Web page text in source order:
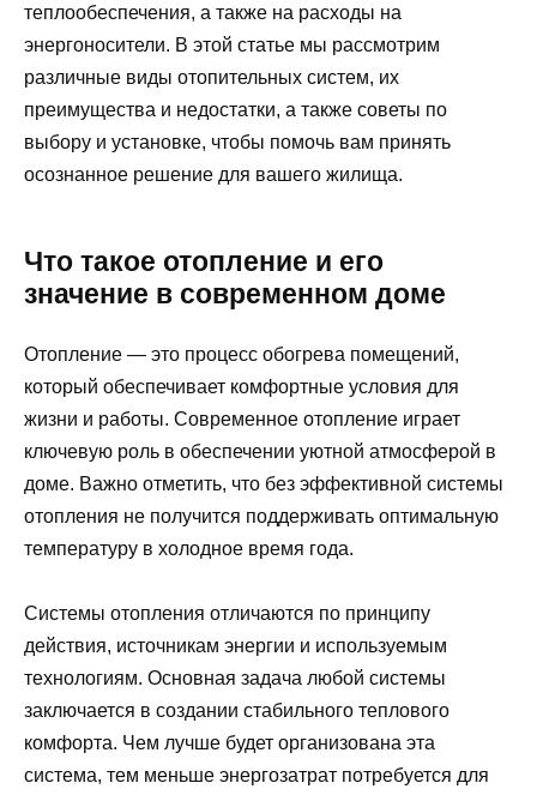
теплообеспечения, а также на расходы на
энергоносители. В этой статье мы рассмотрим
различные виды отопительных систем, их
преимущества и недостатки, а также советы по
выбору и установке, чтобы помочь вам принять
осознанное решение для вашего жилища.
Что такое отопление и его
значение в современном доме
Отопление — это процесс обогрева помещений,
который обеспечивает комфортные условия для
жизни и работы. Современное отопление играет
ключевую роль в обеспечении уютной атмосферой в
доме. Важно отметить, что без эффективной системы
отопления не получится поддерживать оптимальную
температуру в холодное время года.
Системы отопления отличаются по принципу
действия, источникам энергии и используемым
технологиям. Основная задача любой системы
заключается в создании стабильного теплового
комфорта. Чем лучше будет организована эта
система, тем меньше энергозатрат потребуется для